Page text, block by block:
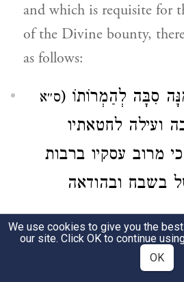
and which is requisite for
of the Divine bounty,
as follows:
סִבָּה לְהַמְרוֹתוֹ (ס״א
ועילה לחטאתיו
מרוב עסקיו ברבות
בשבח ובהודאה
(1) One should not use
(G-d's favor) as a means
We use cookies to give you the
our site. Click OK to continue
OK